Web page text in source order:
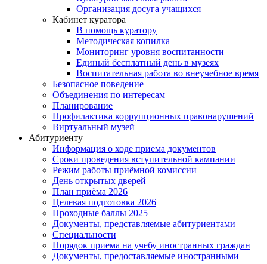
Организация досуга учащихся
Кабинет куратора
В помощь куратору
Методическая копилка
Мониторинг уровня воспитанности
Единый бесплатный день в музеях
Воспитательная работа во внеучебное время
Безопасное поведение
Объединения по интересам
Планирование
Профилактика коррупционных правонарушений
Виртуальный музей
Абитуриенту
Информация о ходе приема документов
Сроки проведения вступительной кампании
Режим работы приёмной комиссии
День открытых дверей
План приёма 2026
Целевая подготовка 2026
Проходные баллы 2025
Документы, представляемые абитуриентами
Специальности
Порядок приема на учебу иностранных граждан
Документы, предоставляемые иностранными